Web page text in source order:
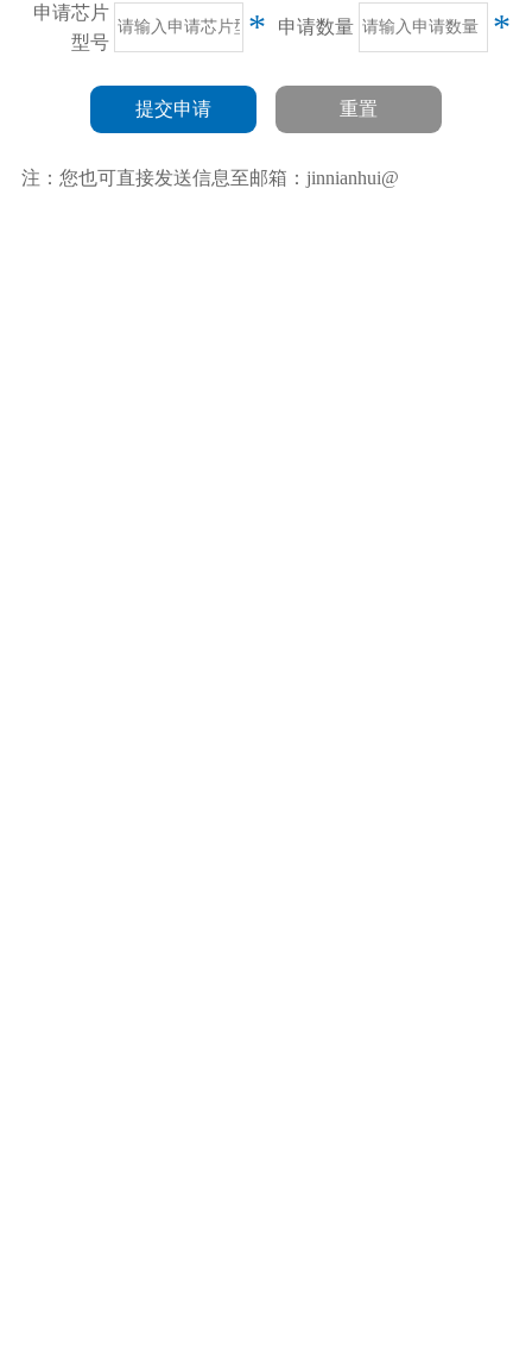
申请芯片
型号
* 申请数量 *
提交申请 重置
注：您也可直接发送信息至邮箱：jinnianhui@